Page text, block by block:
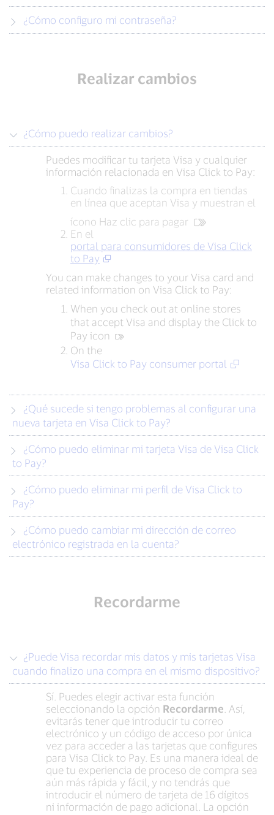
¿Cómo configuro mi contraseña?
Realizar cambios
¿Cómo puedo realizar cambios?
Puedes modificar tu tarjeta Visa y cualquier
información relacionada en Visa Click to Pay:
Cuando finalizas la compra en tiendas
en línea que aceptan Visa y muestran el
ícono Haz clic para pagar
En el
portal para consumidores de Visa Click
to Pay
You can make changes to your Visa card and
related information on Visa Click to Pay:
When you check out at online stores
that accept Visa and display the Click to
Pay icon
On the
Visa Click to Pay consumer portal
nueva tarjeta en Visa Click to Pay?
to Pay?
Pay?
electrónico registrada en la cuenta?
Recordarme
cuando finalizo una compra en el mismo dispositivo?
Sí. Puedes elegir activar esta función
seleccionando la opción Recordarme . Así,
evitarás tener que introducir tu correo
electrónico y un código de acceso por única
vez para acceder a las tarjetas que configures
para Visa Click to Pay. Es una manera ideal de
que tu experiencia de proceso de compra sea
aún más rápida y fácil, y no tendrás que
introducir el número de tarjeta de 16 dígitos
ni información de pago adicional. La opción